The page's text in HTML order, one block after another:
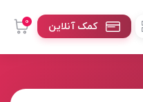
0 کمک آنلاین